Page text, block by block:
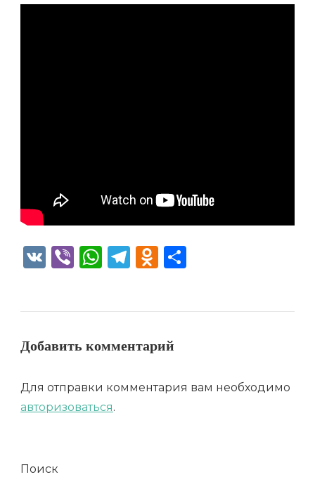
VK ViberWhatsApp
Telegram
Odnoklassniki
Добавить комментарий
Для отправки комментария вам необходимо
авторизоваться.
Поиск